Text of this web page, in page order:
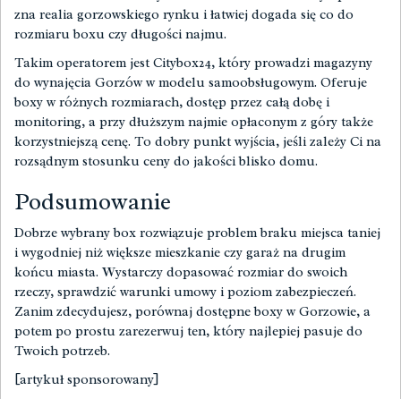
zna realia gorzowskiego rynku i łatwiej dogada się co do
rozmiaru boxu czy długości najmu.
Takim operatorem jest Citybox24, który prowadzi magazyny
do wynajęcia Gorzów w modelu samoobsługowym. Oferuje
boxy w różnych rozmiarach, dostęp przez całą dobę i
monitoring, a przy dłuższym najmie opłaconym z góry także
korzystniejszą cenę. To dobry punkt wyjścia, jeśli zależy Ci na
rozsądnym stosunku ceny do jakości blisko domu.
Podsumowanie
Dobrze wybrany box rozwiązuje problem braku miejsca taniej
i wygodniej niż większe mieszkanie czy garaż na drugim
końcu miasta. Wystarczy dopasować rozmiar do swoich
rzeczy, sprawdzić warunki umowy i poziom zabezpieczeń.
Zanim zdecydujesz, porównaj dostępne boxy w Gorzowie, a
potem po prostu zarezerwuj ten, który najlepiej pasuje do
Twoich potrzeb.
[artykuł sponsorowany]